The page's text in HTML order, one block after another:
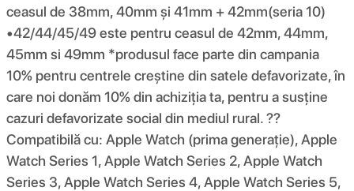
ceasul de 38mm, 40mm și 41mm + 42mm(seria 10)
•42/44/45/49 este pentru ceasul de 42mm, 44mm,
45mm si 49mm *produsul face parte din campania
10% pentru centrele creștine din satele defavorizate, în
care noi donăm 10% din achiziția ta, pentru a susține
cazuri defavorizate social din mediul rural. ??
Compatibilă cu: Apple Watch (prima generație), Apple
Watch Series 1, Apple Watch Series 2, Apple Watch
Series 3, Apple Watch Series 4, Apple Watch Series 5,